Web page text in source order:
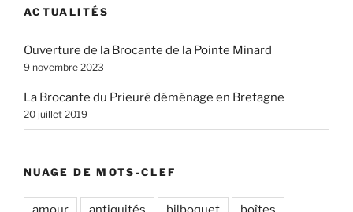
ACTUALITÉS
Ouverture de la Brocante de la Pointe Minard
9 novembre 2023
La Brocante du Prieuré déménage en Bretagne
20 juillet 2019
NUAGE DE MOTS-CLEF